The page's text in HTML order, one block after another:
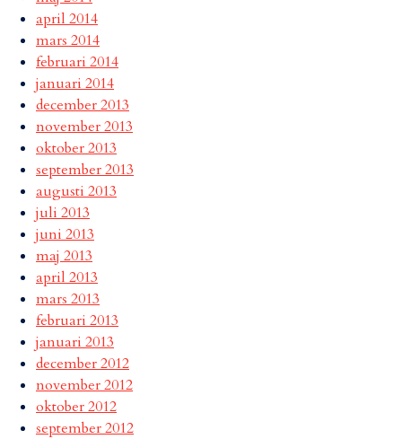
april 2014
mars 2014
februari 2014
januari 2014
december 2013
november 2013
oktober 2013
september 2013
augusti 2013
juli 2013
juni 2013
maj 2013
april 2013
mars 2013
februari 2013
januari 2013
december 2012
november 2012
oktober 2012
september 2012